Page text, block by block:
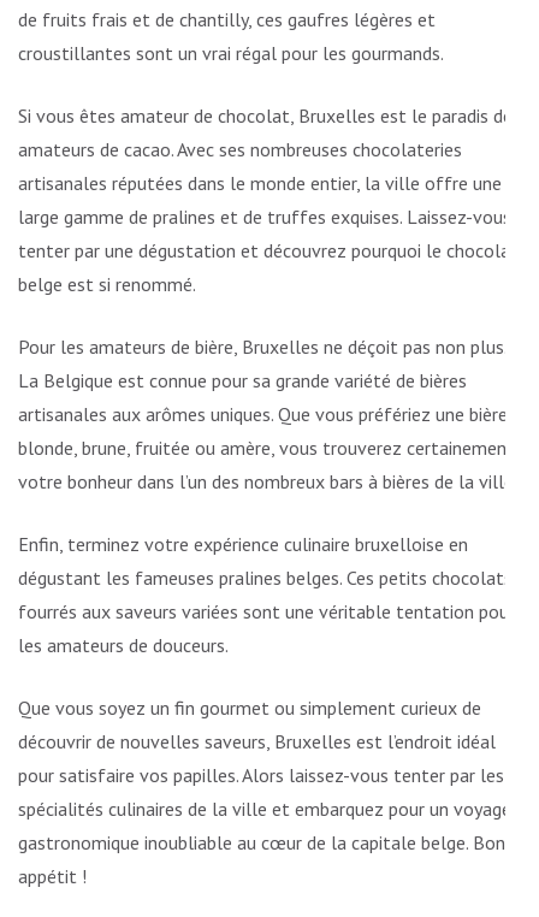
de fruits frais et de chantilly, ces gaufres légères et
croustillantes sont un vrai régal pour les gourmands.
Si vous êtes amateur de chocolat, Bruxelles est le paradis des
amateurs de cacao. Avec ses nombreuses chocolateries
artisanales réputées dans le monde entier, la ville offre une
large gamme de pralines et de truffes exquises. Laissez-vous
tenter par une dégustation et découvrez pourquoi le chocolat
belge est si renommé.
Pour les amateurs de bière, Bruxelles ne déçoit pas non plus.
La Belgique est connue pour sa grande variété de bières
artisanales aux arômes uniques. Que vous préfériez une bière
blonde, brune, fruitée ou amère, vous trouverez certainement
votre bonheur dans l’un des nombreux bars à bières de la ville.
Enfin, terminez votre expérience culinaire bruxelloise en
dégustant les fameuses pralines belges. Ces petits chocolats
fourrés aux saveurs variées sont une véritable tentation pour
les amateurs de douceurs.
Que vous soyez un fin gourmet ou simplement curieux de
découvrir de nouvelles saveurs, Bruxelles est l’endroit idéal
pour satisfaire vos papilles. Alors laissez-vous tenter par les
spécialités culinaires de la ville et embarquez pour un voyage
gastronomique inoubliable au cœur de la capitale belge. Bon
appétit !